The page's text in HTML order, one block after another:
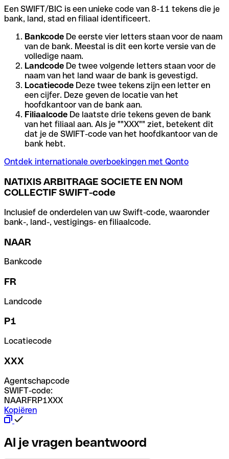
Een SWIFT/BIC is een unieke code van 8-11 tekens die je
bank, land, stad en filiaal identificeert.
Bankcode De eerste vier letters staan voor de naam
van de bank. Meestal is dit een korte versie van de
volledige naam.
Landcode De twee volgende letters staan voor de
naam van het land waar de bank is gevestigd.
Locatiecode Deze twee tekens zijn een letter en
een cijfer. Deze geven de locatie van het
hoofdkantoor van de bank aan.
Filiaalcode De laatste drie tekens geven de bank
van het filiaal aan. Als je ""XXX"" ziet, betekent dit
dat je de SWIFT-code van het hoofdkantoor van de
bank hebt.
Ontdek internationale overboekingen met Qonto
NATIXIS ARBITRAGE SOCIETE EN NOM
COLLECTIF SWIFT-code
Inclusief de onderdelen van uw Swift-code, waaronder
bank-, land-, vestigings- en filiaalcode.
NAAR
Bankcode
FR
Landcode
P1
Locatiecode
XXX
Agentschapcode
SWIFT-code:
NAARFRP1XXX
Kopiëren
Al je vragen beantwoord